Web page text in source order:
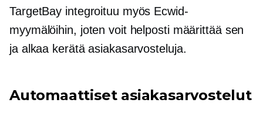
TargetBay integroituu myös Ecwid-
myymälöihin, joten voit helposti määrittää sen
ja alkaa kerätä asiakasarvosteluja.
Automaattiset asiakasarvostelut